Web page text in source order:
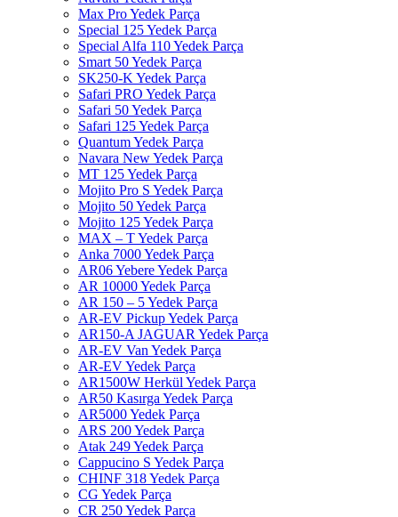
Max Pro Yedek Parça
Special 125 Yedek Parça
Special Alfa 110 Yedek Parça
Smart 50 Yedek Parça
SK250-K Yedek Parça
Safari PRO Yedek Parça
Safari 50 Yedek Parça
Safari 125 Yedek Parça
Quantum Yedek Parça
Navara New Yedek Parça
MT 125 Yedek Parça
Mojito Pro S Yedek Parça
Mojito 50 Yedek Parça
Mojito 125 Yedek Parça
MAX – T Yedek Parça
Anka 7000 Yedek Parça
AR06 Yebere Yedek Parça
AR 10000 Yedek Parça
AR 150 – 5 Yedek Parça
AR-EV Pickup Yedek Parça
AR150-A JAGUAR Yedek Parça
AR-EV Van Yedek Parça
AR-EV Yedek Parça
AR1500W Herkül Yedek Parça
AR50 Kasırga Yedek Parça
AR5000 Yedek Parça
ARS 200 Yedek Parça
Atak 249 Yedek Parça
Cappucino S Yedek Parça
CHINF 318 Yedek Parça
CG Yedek Parça
CR 250 Yedek Parça